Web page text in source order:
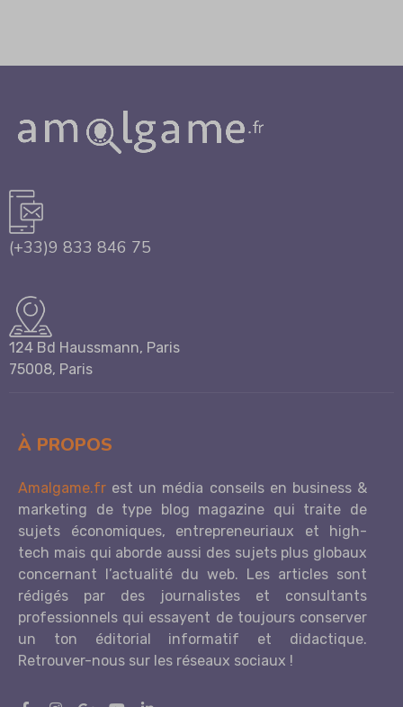
(+33)9 833 846 75
124 Bd Haussmann, Paris
75008, Paris
À PROPOS
Amalgame.fr est un média conseils en business &
marketing de type blog magazine qui traite de
sujets économiques, entrepreneuriaux et high-
tech mais qui aborde aussi des sujets plus globaux
concernant l’actualité du web. Les articles sont
rédigés par des journalistes et consultants
professionnels qui essayent de toujours conserver
un ton éditorial informatif et didactique.
Retrouver-nous sur les réseaux sociaux !